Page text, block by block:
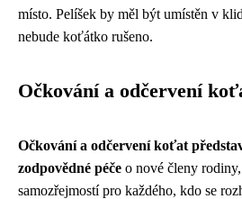
místo. Pelíšek by měl být umístěn v
nebude koťátko rušeno.
Očkování a odčervení
Očkování a odčervení koťat
zodpovědné péče o nové členy
samozřejmostí pro každého, kdo se